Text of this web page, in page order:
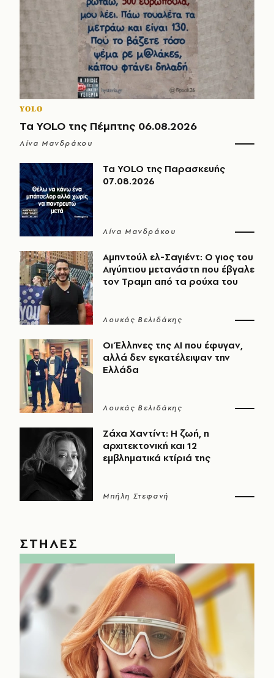
YOLO
Τα YOLO της Πέμπτης 06.08.2026
Λίνα Μανδράκου
Τα YOLO της Παρασκευής
07.08.2026
Λίνα Μανδράκου
Αμπντούλ ελ-Σαγιέντ: Ο γιος του
Αιγύπτιου μετανάστη που έβγαλε
τον Τραμπ από τα ρούχα του
Λουκάς Βελιδάκης
Οι Έλληνες της ΑΙ που έφυγαν,
αλλά δεν εγκατέλειψαν την
Ελλάδα
Λουκάς Βελιδάκης
Ζάχα Χαντίντ: Η ζωή, η
αρχιτεκτονική και 12
εμβληματικά κτίριά της
Μπήλη Στεφανή
ΣΤΗΛΕΣ